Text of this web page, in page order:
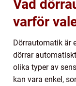
Vad
varför
Dörrautomatik är
dörrar
olika typer av
kan vara enkel,